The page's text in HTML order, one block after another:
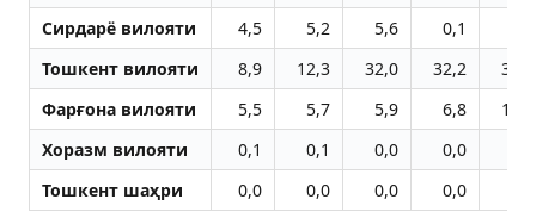
Сирдарё вилояти 4,5 5,2 5,6 0,1
Тошкент вилояти
8,9 12,3 32,0 32,2
32,9
Фарғона вилояти
5,5 5,7 5,9 6,8
15,8
Хоразм вилояти
0,1 0,1 0,0 0,0
Тошкент шаҳри
0,0 0,0 0,0 0,0